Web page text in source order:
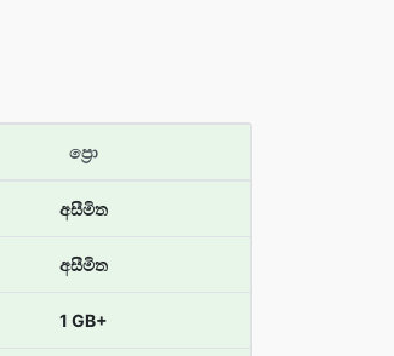
ප්‍රො
අසීමිත
අසීමිත
1 GB+